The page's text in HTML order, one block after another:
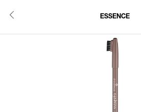
ESSENCE